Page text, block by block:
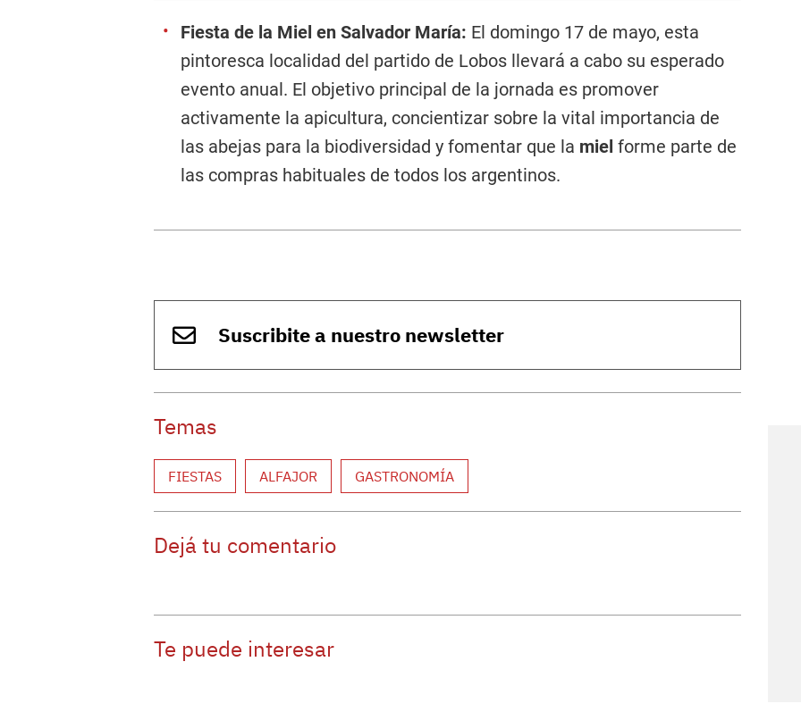
Fiesta de la Miel en Salvador María: El domingo 17 de mayo, esta
pintoresca localidad del partido de Lobos llevará a cabo su esperado
evento anual. El objetivo principal de la jornada es promover
activamente la apicultura, concientizar sobre la vital importancia de
las abejas para la biodiversidad y fomentar que la miel forme parte de
las compras habituales de todos los argentinos.
Suscribite a nuestro newsletter
Temas
FIESTAS ALFAJOR GASTRONOMÍA
Dejá tu comentario
Te puede interesar